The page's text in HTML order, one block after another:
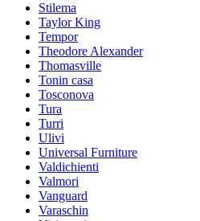
Stilema
Taylor King
Tempor
Theodore Alexander
Thomasville
Tonin casa
Tosconova
Tura
Turri
Ulivi
Universal Furniture
Valdichienti
Valmori
Vanguard
Varaschin